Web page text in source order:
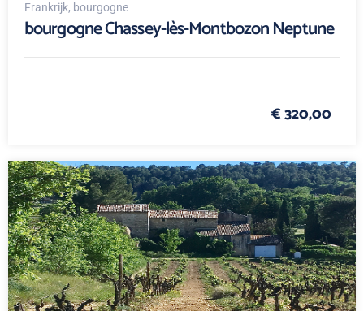
Frankrijk, bourgogne
bourgogne Chassey-lès-Montbozon Neptune
€ 320,00